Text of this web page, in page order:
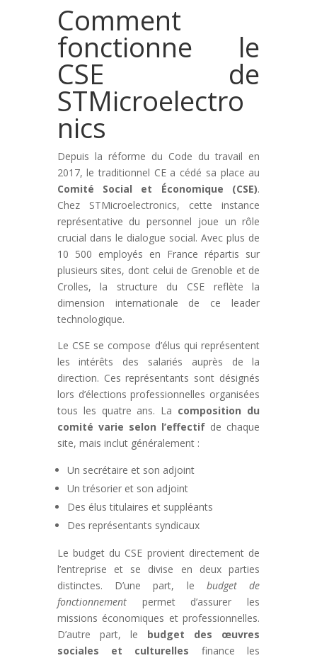
Comment
fonctionne le
CSE de
STMicroelectro
nics
Depuis la réforme du Code du travail en
2017, le traditionnel CE a cédé sa place au
Comité Social et Économique (CSE).
Chez STMicroelectronics, cette instance
représentative du personnel joue un rôle
crucial dans le dialogue social. Avec plus de
10 500 employés en France répartis sur
plusieurs sites, dont celui de Grenoble et de
Crolles, la structure du CSE reflète la
dimension internationale de ce leader
technologique.
Le CSE se compose d’élus qui représentent
les intérêts des salariés auprès de la
direction. Ces représentants sont désignés
lors d’élections professionnelles organisées
tous les quatre ans. La composition du
comité varie selon l’effectif de chaque
site, mais inclut généralement :
Un secrétaire et son adjoint
Un trésorier et son adjoint
Des élus titulaires et suppléants
Des représentants syndicaux
Le budget du CSE provient directement de
l’entreprise et se divise en deux parties
distinctes. D’une part, lebudget de
fonctionnementpermet d’assurer les
missions économiques et professionnelles.
D’autre part, le budget des œuvres
sociales et culturelles finance les